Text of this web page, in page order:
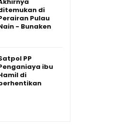
di
Pulau
- Bunaken
PP
ibu
di